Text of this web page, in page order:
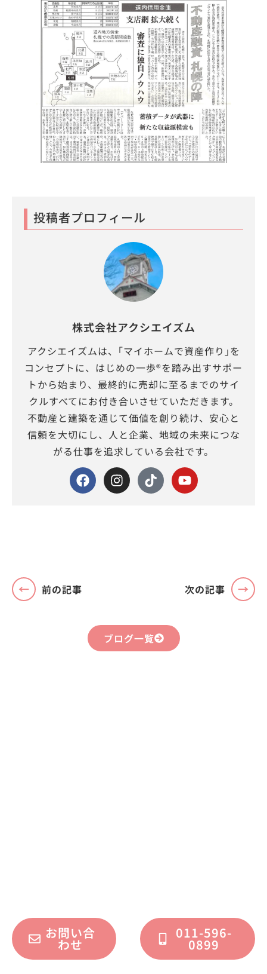
投稿者プロフィール
株式会社アクシエイズム
アクシエイズムは、｢マイホームで資産作り｣を
コンセプトに、はじめの一歩®を踏み出すサポー
トから始まり、最終的に売却に至るまでのサイ
クルすべてにお付き合いさせていただきます。
不動産と建築を通じて価値を創り続け、安心と
信頼を大切にし、人と企業、地域の未来につな
がる仕事を追求している会社です。
前の記事 次の記事
ブログ一覧
お問い合
わせ
011-596-
0899